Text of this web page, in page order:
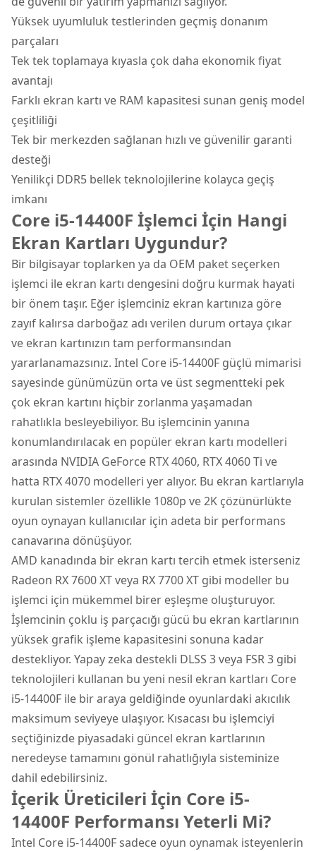
Yüksek uyumluluk testlerinden geçmiş donanım
parçaları
Tek tek toplamaya kıyasla çok daha ekonomik fiyat
avantajı
Farklı ekran kartı ve RAM kapasitesi sunan geniş model
çeşitliliği
Tek bir merkezden sağlanan hızlı ve güvenilir garanti
desteği
Yenilikçi DDR5 bellek teknolojilerine kolayca geçiş
imkanı
Core i5-14400F İşlemci İçin Hangi
Ekran Kartları Uygundur?
Bir bilgisayar toplarken ya da OEM paket seçerken
işlemci ile ekran kartı dengesini doğru kurmak hayati
bir önem taşır. Eğer işlemciniz ekran kartınıza göre
zayıf kalırsa darboğaz adı verilen durum ortaya çıkar
ve ekran kartınızın tam performansından
yararlanamazsınız. Intel Core i5-14400F güçlü mimarisi
sayesinde günümüzün orta ve üst segmentteki pek
çok ekran kartını hiçbir zorlanma yaşamadan
rahatlıkla besleyebiliyor. Bu işlemcinin yanına
konumlandırılacak en popüler ekran kartı modelleri
arasında NVIDIA GeForce RTX 4060, RTX 4060 Ti ve
hatta RTX 4070 modelleri yer alıyor. Bu ekran kartlarıyla
kurulan sistemler özellikle 1080p ve 2K çözünürlükte
oyun oynayan kullanıcılar için adeta bir performans
canavarına dönüşüyor.
AMD kanadında bir ekran kartı tercih etmek isterseniz
Radeon RX 7600 XT veya RX 7700 XT gibi modeller bu
işlemci için mükemmel birer eşleşme oluşturuyor.
İşlemcinin çoklu iş parçacığı gücü bu ekran kartlarının
yüksek grafik işleme kapasitesini sonuna kadar
destekliyor. Yapay zeka destekli DLSS 3 veya FSR 3 gibi
teknolojileri kullanan bu yeni nesil ekran kartları Core
i5-14400F ile bir araya geldiğinde oyunlardaki akıcılık
maksimum seviyeye ulaşıyor. Kısacası bu işlemciyi
seçtiğinizde piyasadaki güncel ekran kartlarının
neredeyse tamamını gönül rahatlığıyla sisteminize
dahil edebilirsiniz.
İçerik Üreticileri İçin Core i5-
14400F Performansı Yeterli Mi?
Intel Core i5-14400F sadece oyun oynamak isteyenlerin